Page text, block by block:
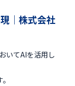
｜株式会社
いてAIを活用し